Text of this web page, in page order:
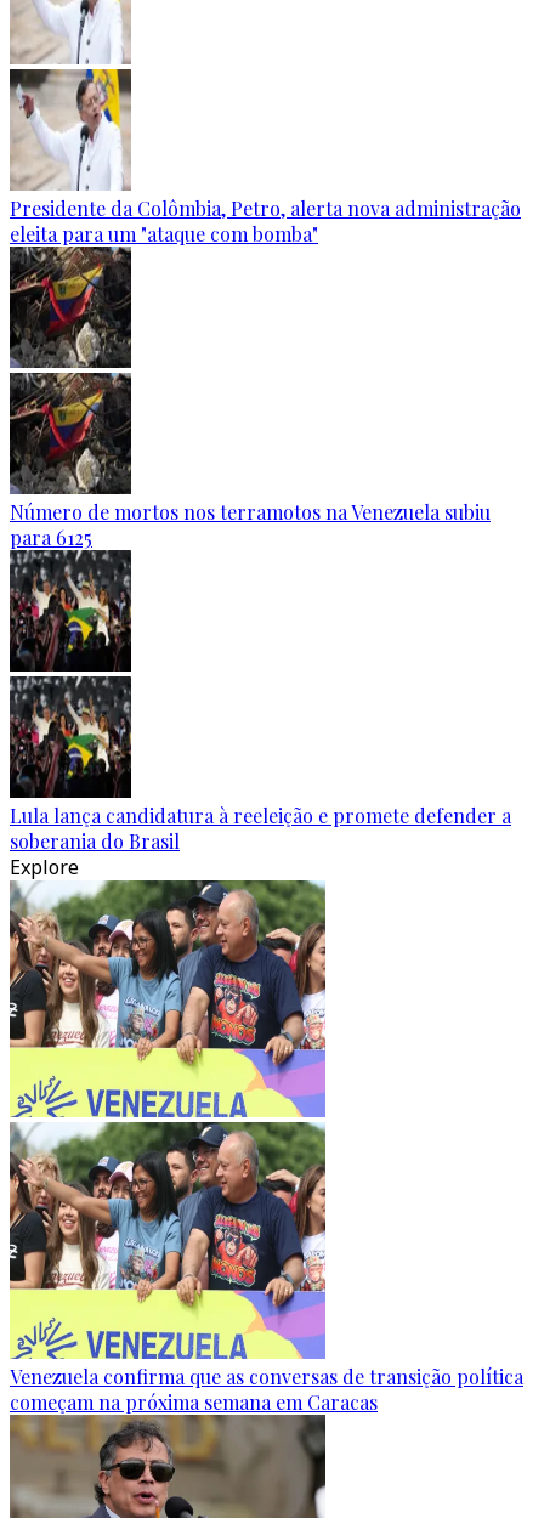
Presidente da Colômbia, Petro, alerta nova administração
eleita para um "ataque com bomba"
Número de mortos nos terramotos na Venezuela subiu
para 6125
Lula lança candidatura à reeleição e promete defender a
soberania do Brasil
Explore
Venezuela confirma que as conversas de transição política
começam na próxima semana em Caracas